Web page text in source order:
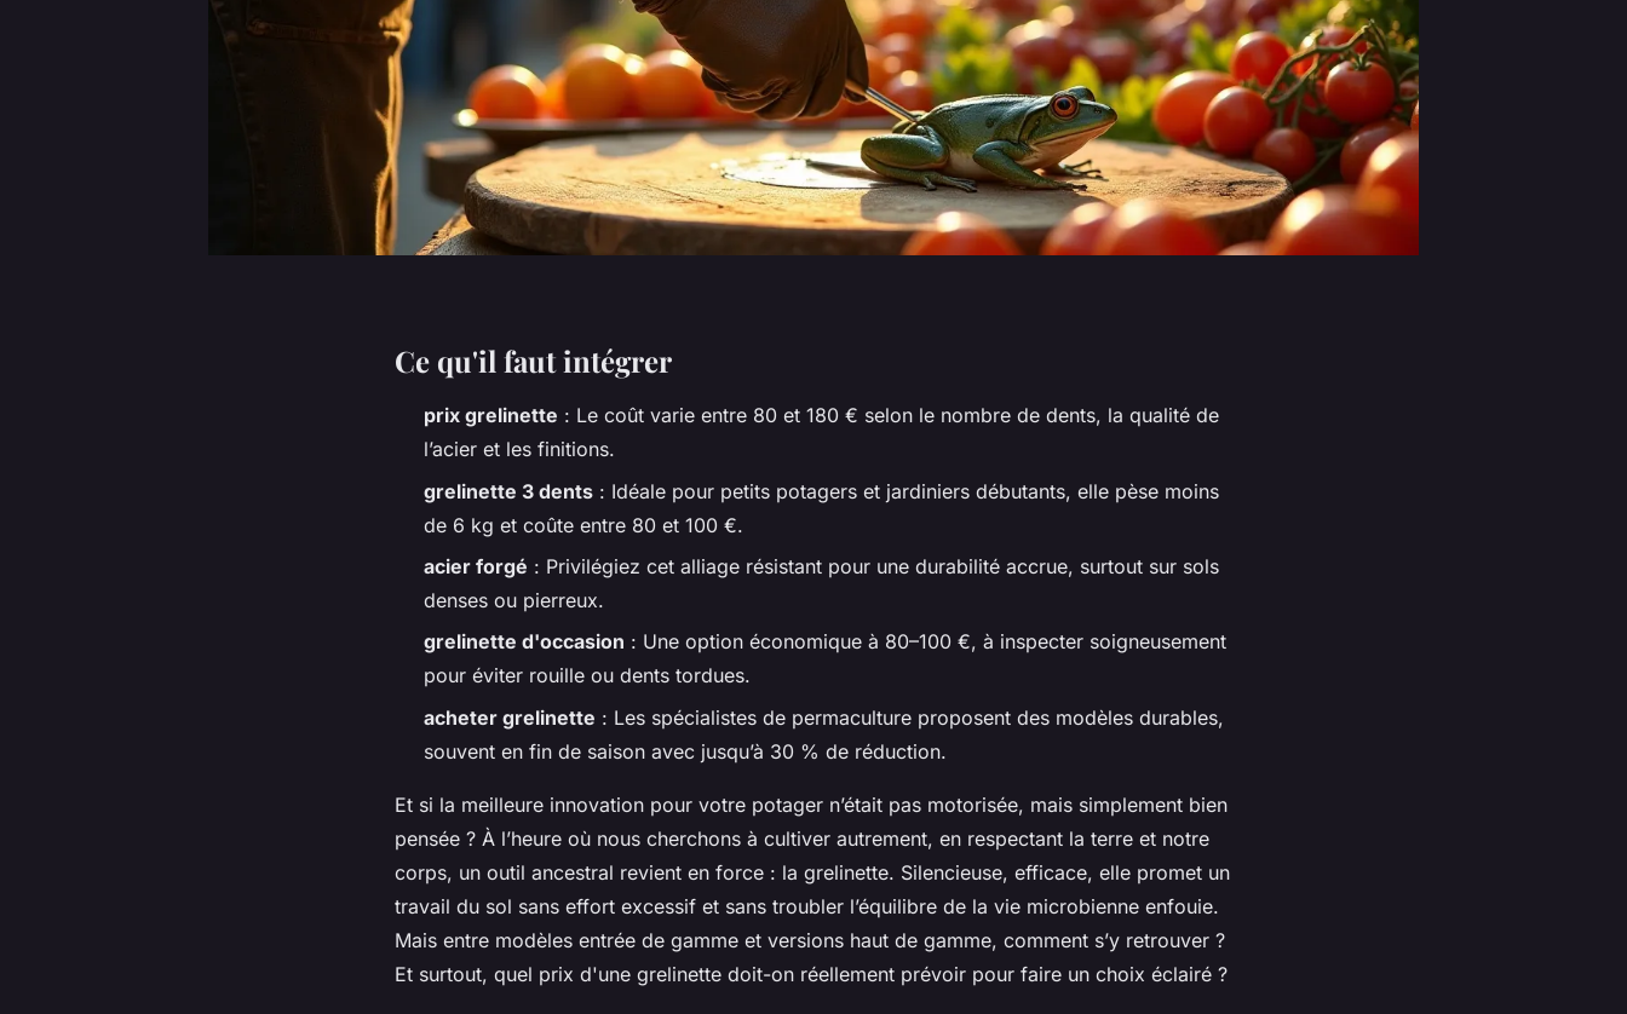
Ce qu'il faut intégrer
prix grelinette : Le coût varie entre 80 et 180 € selon le nombre de dents, la qualité de
l’acier et les finitions.
grelinette 3 dents : Idéale pour petits potagers et jardiniers débutants, elle pèse moins
de 6 kg et coûte entre 80 et 100 €.
acier forgé : Privilégiez cet alliage résistant pour une durabilité accrue, surtout sur sols
denses ou pierreux.
grelinette d'occasion : Une option économique à 80–100 €, à inspecter soigneusement
pour éviter rouille ou dents tordues.
acheter grelinette : Les spécialistes de permaculture proposent des modèles durables,
souvent en fin de saison avec jusqu’à 30 % de réduction.
Et si la meilleure innovation pour votre potager n’était pas motorisée, mais simplement bien
pensée ? À l’heure où nous cherchons à cultiver autrement, en respectant la terre et notre
corps, un outil ancestral revient en force : la grelinette. Silencieuse, efficace, elle promet un
travail du sol sans effort excessif et sans troubler l’équilibre de la vie microbienne enfouie.
Mais entre modèles entrée de gamme et versions haut de gamme, comment s’y retrouver ?
Et surtout, quel prix d'une grelinette doit-on réellement prévoir pour faire un choix éclairé ?